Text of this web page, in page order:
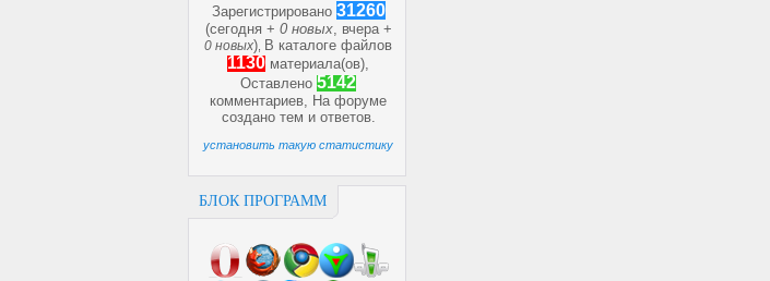
Зарегистрировано 31260
(сегодня + 0 новых, вчера +
0 новых) В каталоге файлов
1130 материала(ов),
Оставлено 5142
комментариев, На форуме
создано тем и ответов.
установить такую статистику
БЛОК ПРОГРАММ